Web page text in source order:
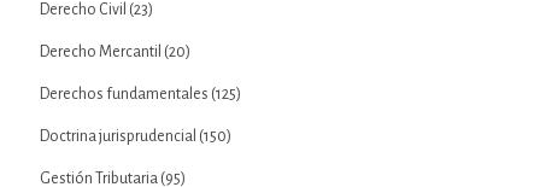
Derecho Civil (23)
Derecho Mercantil (20)
Derechos fundamentales (125)
Doctrina jurisprudencial (150)
Gestión Tributaria (95)